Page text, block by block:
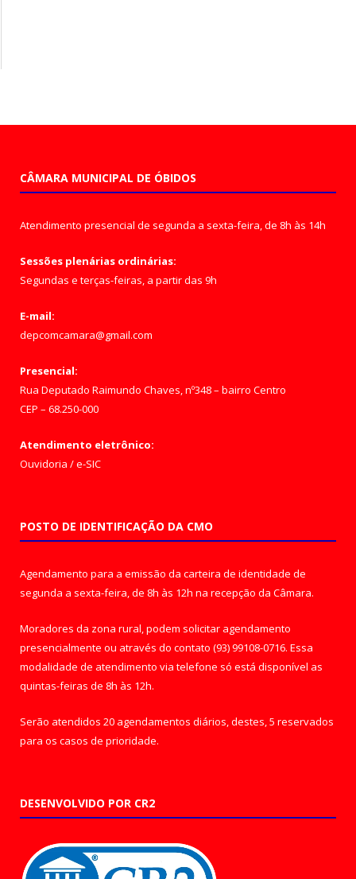
CÂMARA MUNICIPAL DE ÓBIDOS
Atendimento presencial de segunda a sexta-feira, de 8h às 14h
Sessões plenárias ordinárias:
Segundas e terças-feiras, a partir das 9h
E-mail:
depcomcamara@gmail.com
Presencial:
Rua Deputado Raimundo Chaves, nº348 – bairro Centro
CEP – 68.250-000
Atendimento eletrônico:
Ouvidoria /e-SIC
POSTO DE IDENTIFICAÇÃO DA CMO
Agendamento para a emissão da carteira de identidade de
segunda a sexta-feira, de 8h às 12h na recepção da Câmara.
Moradores da zona rural, podem solicitar agendamento
presencialmente ou através do contato (93) 99108-0716. Essa
modalidade de atendimento via telefone só está disponível as
quintas-feiras de 8h às 12h.
Serão atendidos 20 agendamentos diários, destes, 5 reservados
para os casos de prioridade.
DESENVOLVIDO POR CR2